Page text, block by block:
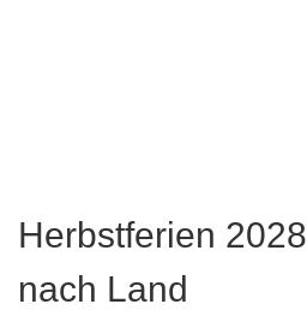
Herbstferien 2028
nach Land